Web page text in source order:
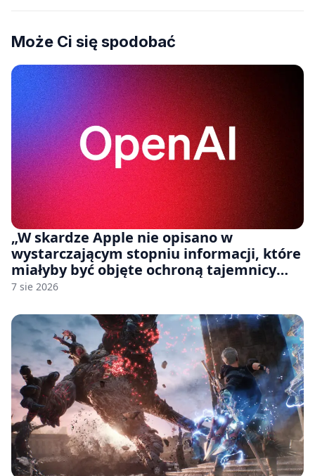
Może Ci się spodobać
„W skardze Apple nie opisano w
wystarczającym stopniu informacji, które
miałyby być objęte ochroną tajemnicy
handlowej”. OpenAI żąda odrzucenia
7 sie 2026